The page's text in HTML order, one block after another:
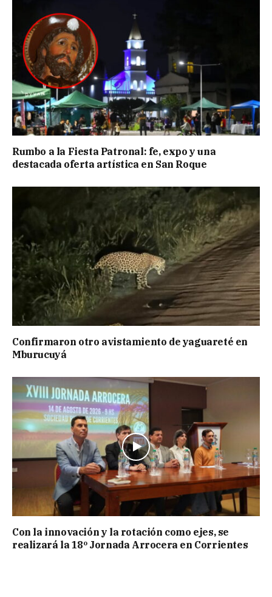
Rumbo a la Fiesta Patronal: fe, expo y una
destacada oferta artística en San Roque
Confirmaron otro avistamiento de yaguareté en
Mburucuyá
Con la innovación y la rotación como ejes, se
realizará la 18º Jornada Arrocera en Corrientes